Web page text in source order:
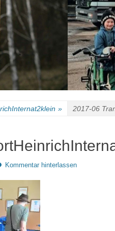
» 2017-06
Kommentar hinterlassen